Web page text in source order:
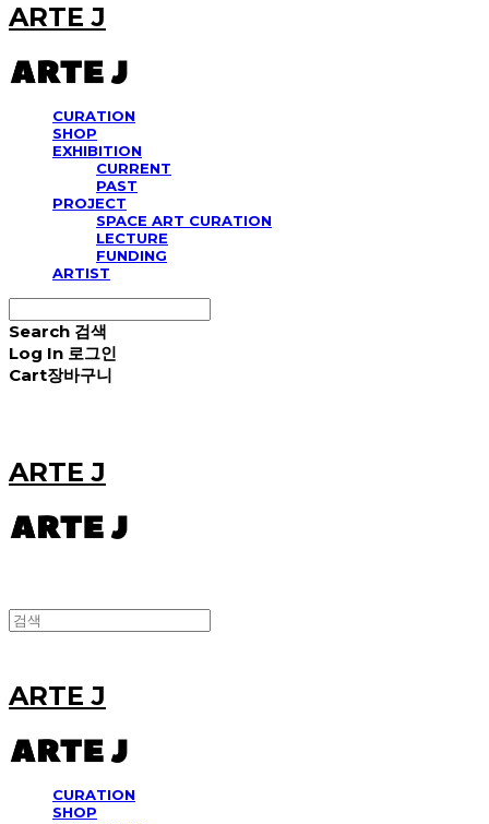
ARTE J
CURATION
SHOP
EXHIBITION
CURRENT
PAST
PROJECT
SPACE ART CURATION
LECTURE
FUNDING
ARTIST
Search 검색
Log In 로그인
Cart장바구니
ARTE J
ARTE J
CURATION
SHOP